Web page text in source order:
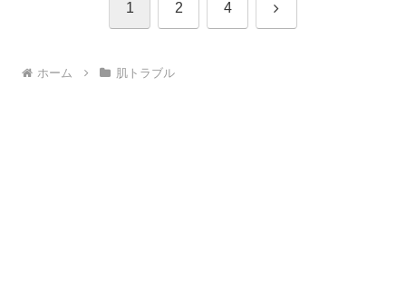
1 2 4 次
ホーム 肌トラブル